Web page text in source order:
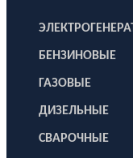
БЕНЗИНОВЫЕ
ГАЗОВЫЕ
ДИЗЕЛЬНЫЕ
СВАРОЧНЫЕ